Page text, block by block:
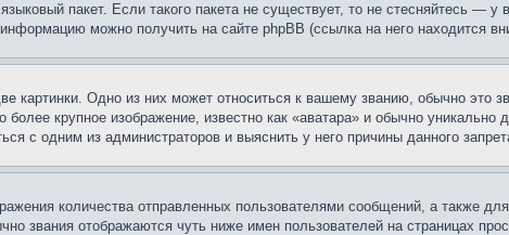
пакет. Если такого пакета не существует, то не стесняйтесь — у
можно получить на сайте phpBB (ссылка на него находится
картинки. Одно из них может относиться к вашему званию, обычно это
крупное изображение, известно как «аватара» и обычно
с одним из администраторов и выяснить у него причины данного
количества отправленных пользователями сообщений, а также
звания отображаются чуть ниже имен пользователей на страницах